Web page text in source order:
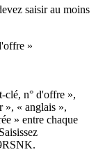
saisir au moins
»
clé, n° d'offre »,
», « anglais »,
» entre chaque